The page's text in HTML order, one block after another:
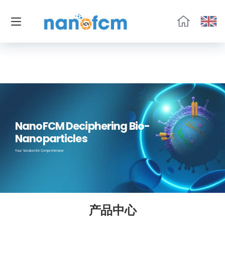
NanoFCM Deciphering Bio-
Nanoparticles
Your Solution for Comprehensive
产品中心